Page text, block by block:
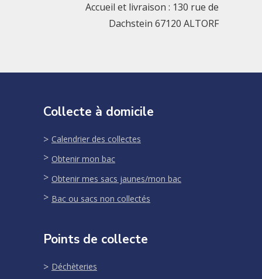
Accueil et livraison : 130 rue de
Dachstein 67120 ALTORF
Collecte à domicile
Calendrier des collectes
Obtenir mon bac
Obtenir mes sacs jaunes/mon bac
Bac ou sacs non collectés
Points de collecte
Déchèteries